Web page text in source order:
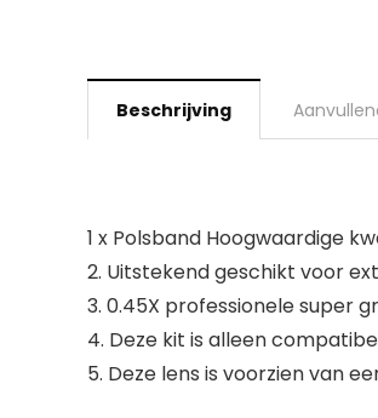
Beschrijving
1 x Polsband Hoogwaardige
2. Uitstekend geschikt voor
3. 0.45X professionele super
4. Deze kit is alleen
5. Deze lens is voorzien van